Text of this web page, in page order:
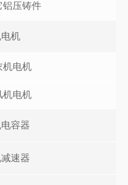
铝压铸件
机
机电机
机电机
容器
速器